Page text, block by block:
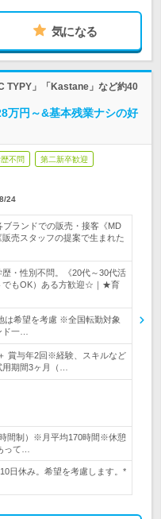
気になる
TYPY」「Kastane」など約40
万円～&基本残業ナシの好
不問 第二新卒歓迎
24
ランドでの販売・接客《MD
売スタッフの提案で生まれた
・性別不問。《20代～30代活
でもOK）ある方歓迎☆｜★育
希望を考慮 ※全国転勤対象
一…
賞与年2回※経験、スキルなど
期間3ヶ月（…
間制）※月平均170時間※休憩
って…
日休み。希望を考慮します。*